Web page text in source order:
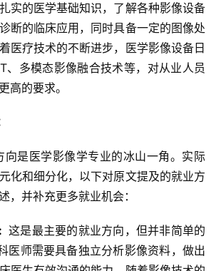
实的医学基础知识，了解各种影像设备
断的临床应用，同时具备一定的图像处
医疗技术的不断进步，医学影像设备日
、多模态影像融合技术等，对从业人员
高的要求。
化和细分化，以下对原文提及的就业方
，并补充更多就业机会：
这是最主要的就业方向，但并非简单的
医师需要具备独立分析影像资料，做出